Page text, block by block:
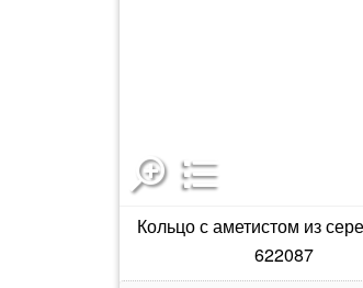
Кольцо с аметистом из
622087